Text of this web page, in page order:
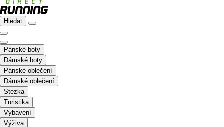
Hledat
Pánské boty
Dámské boty
Pánské oblečení
Dámské oblečení
Stezka
Turistika
Vybavení
Výživa